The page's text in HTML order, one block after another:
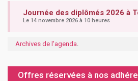
Journée des diplômés 2026 à
Le 14 novembre 2026 à 10 heures
Archives de l'agenda.
Offres réservées à nos